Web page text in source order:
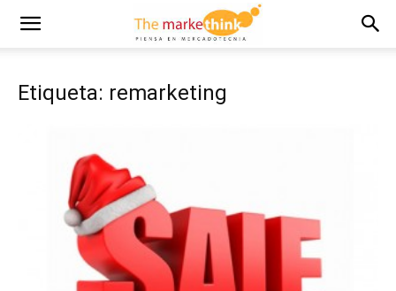
Etiqueta: remarketing